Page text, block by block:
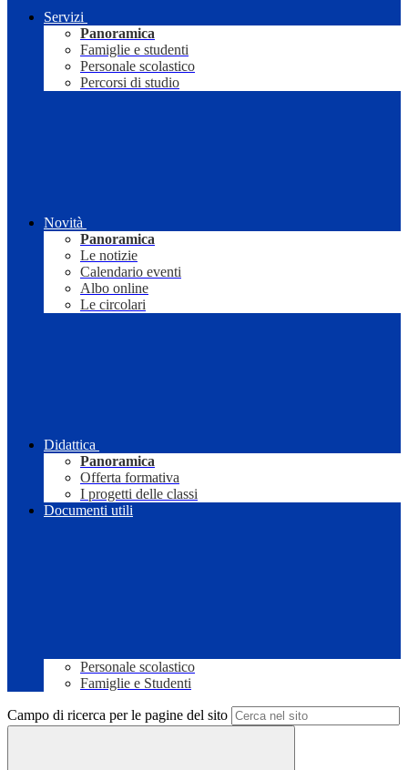
Servizi
Panoramica
Famiglie e studenti
Personale scolastico
Percorsi di studio
Novità
Panoramica
Le notizie
Calendario eventi
Albo online
Le circolari
Didattica
Panoramica
Offerta formativa
I progetti delle classi
Documenti utili
Personale scolastico
Famiglie e Studenti
Campo di ricerca per le pagine del sito